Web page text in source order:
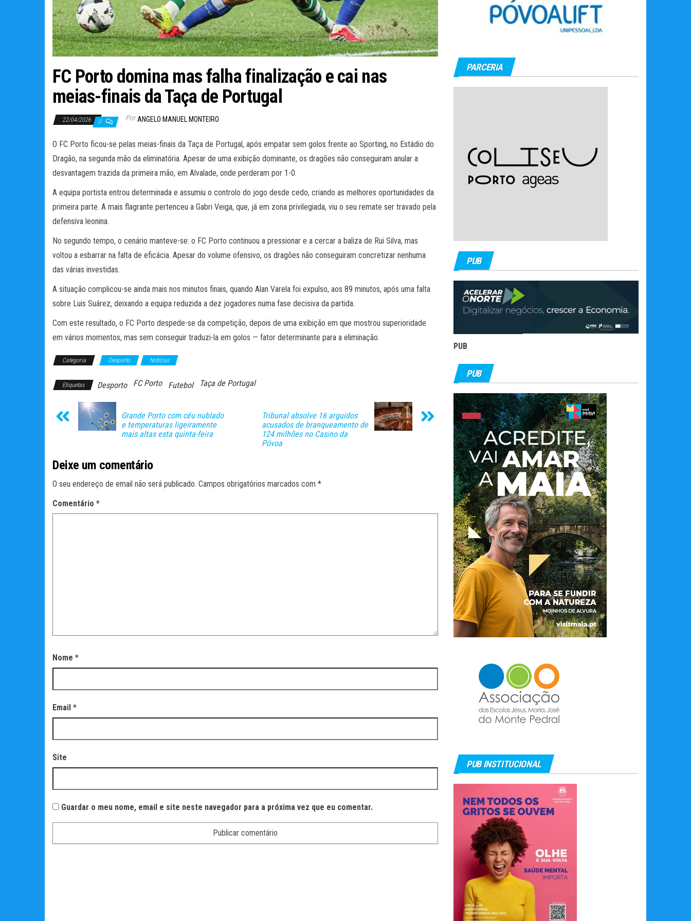
FC Porto domina mas falha finalização e cai nas
meias-finais da Taça de Portugal
22/04/2026 0 Por ANGELO MANUEL MONTEIRO
O FC Porto ficou-se pelas meias-finais da Taça de Portugal, após empatar sem golos frente ao Sporting, no Estádio do
Dragão, na segunda mão da eliminatória. Apesar de uma exibição dominante, os dragões não conseguiram anular a
desvantagem trazida da primeira mão, em Alvalade, onde perderam por 1-0.
A equipa portista entrou determinada e assumiu o controlo do jogo desde cedo, criando as melhores oportunidades da
primeira parte. A mais flagrante pertenceu a Gabri Veiga, que, já em zona privilegiada, viu o seu remate ser travado pela
defensiva leonina.
No segundo tempo, o cenário manteve-se: o FC Porto continuou a pressionar e a cercar a baliza de Rui Silva, mas
voltou a esbarrar na falta de eficácia. Apesar do volume ofensivo, os dragões não conseguiram concretizar nenhuma
das várias investidas.
A situação complicou-se ainda mais nos minutos finais, quando Alan Varela foi expulso, aos 89 minutos, após uma falta
sobre Luis Suárez, deixando a equipa reduzida a dez jogadores numa fase decisiva da partida.
Com este resultado, o FC Porto despede-se da competição, depois de uma exibição em que mostrou superioridade
em vários momentos, mas sem conseguir traduzi-la em golos — fator determinante para a eliminação.
Categoria Desporto Notícias
Etiquetas Desporto FC Porto Futebol Taça de Portugal
Grande Porto com céu nublado
e temperaturas ligeiramente
mais altas esta quinta-feira
Tribunal absolve 16 arguidos
acusados de branqueamento de
124 milhões no Casino da
Póvoa
Deixe um comentário
O seu endereço de email não será publicado. Campos obrigatórios marcados com *
Comentário *
Nome *
Email *
Site
Guardar o meu nome, email e site neste navegador para a próxima vez que eu comentar.
PARCERIA
PUB
PUB
PUB
PUB INSTITUCIONAL